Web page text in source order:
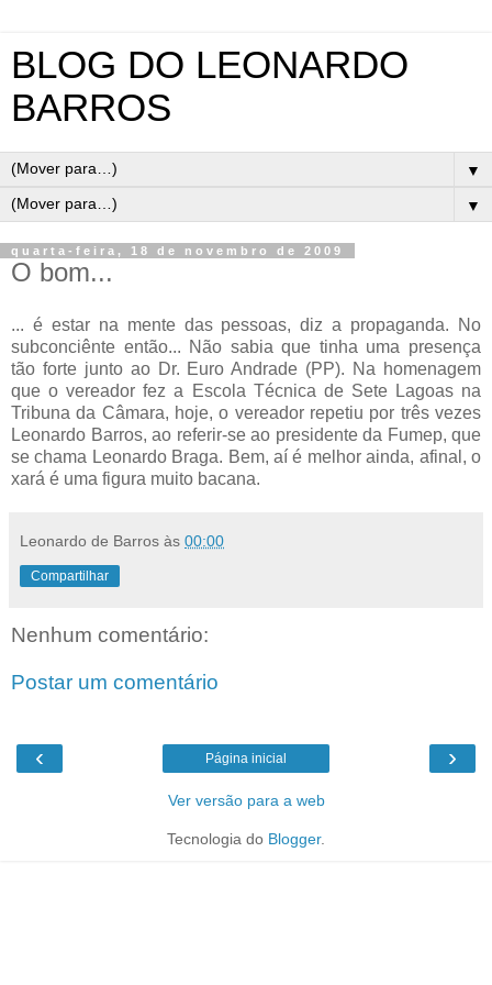
BLOG DO LEONARDO
BARROS
▼
▼
quarta-feira, 18 de novembro de 2009
O bom...
... é estar na mente das pessoas, diz a propaganda. No
subconciênte então... Não sabia que tinha uma presença
tão forte junto ao Dr. Euro Andrade (PP). Na homenagem
que o vereador fez a Escola Técnica de Sete Lagoas na
Tribuna da Câmara, hoje, o vereador repetiu por três vezes
Leonardo Barros, ao referir-se ao presidente da Fumep, que
se chama Leonardo Braga. Bem, aí é melhor ainda, afinal, o
xará é uma figura muito bacana.
Leonardo de Barros às 00:00
Compartilhar
Nenhum comentário:
Postar um comentário
‹ ›
Página inicial
Ver versão para a web
Tecnologia do Blogger.